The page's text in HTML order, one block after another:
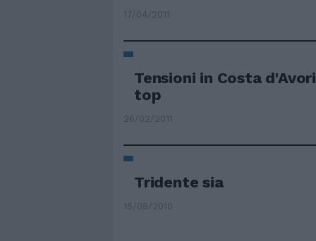
17/04/2011
Tensioni in Costa
top
26/02/2011
Tridente sia
15/08/2010